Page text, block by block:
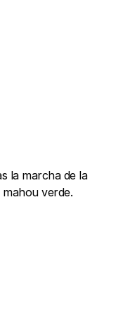
la marcha de la
verde.